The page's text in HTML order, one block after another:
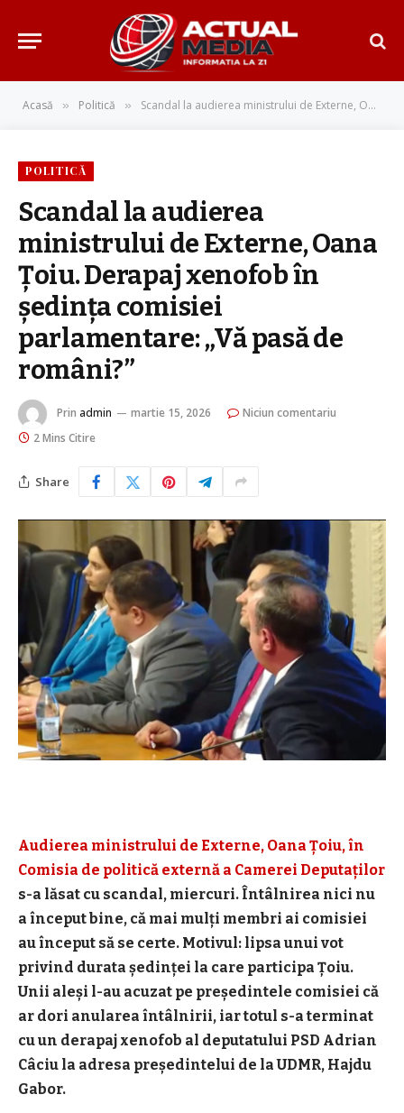
Acasă » Politică » Scandal la audierea ministrului de Externe, Oana Țoiu. Derapaj xenofob în ședința comisiei parlamentare: „Vă pasă de români?”
POLITICĂ
Scandal la audierea
ministrului de Externe, Oana
Țoiu. Derapaj xenofob în
ședința comisiei
parlamentare: „Vă pasă de
români?”
Prin admin martie 15, 2026
Niciun comentariu
2 Mins Citire
Share
Audierea ministrului de Externe, Oana Țoiu, în
Comisia de politică externă a Camerei Deputaţilor
s-a lăsat cu scandal, miercuri. Întâlnirea nici nu
a început bine, că mai mulți membri ai comisiei
au început să se certe. Motivul: lipsa unui vot
privind durata ședinței la care participa Țoiu.
Unii aleși l-au acuzat pe președintele comisiei că
ar dori anularea întâlnirii, iar totul s-a terminat
cu un derapaj xenofob al deputatului PSD Adrian
Câciu la adresa președintelui de la UDMR, Hajdu
Gabor.